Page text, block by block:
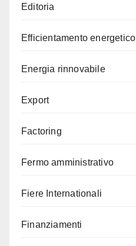
Editoria
Efficientamento energetico
Energia rinnovabile
Export
Factoring
Fermo amministrativo
Fiere Internationali
Finanziamenti